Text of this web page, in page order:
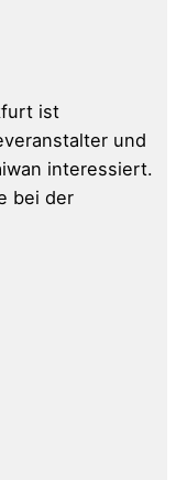
ist
und
interessiert.
bei der